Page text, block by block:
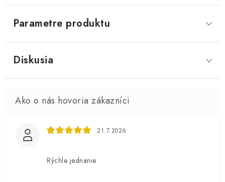
Parametre produktu
Diskusia
21.7.2026
Rýchle jednanie